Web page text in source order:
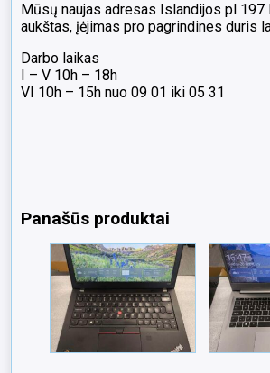
Mūsų naujas adresas Islandijos pl 197
aukštas, įėjimas pro pagrindines duris
Darbo laikas
I – V 10h – 18h
VI 10h – 15h nuo 09 01 iki 05 31
Panašūs produktai